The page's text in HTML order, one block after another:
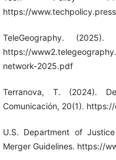
https://
TeleGeography.
https://
network-2025.pdf
Terranova, T. (2024).
Comunicación, 20(1).
U.S. Department of
Merger Guidelines. https://